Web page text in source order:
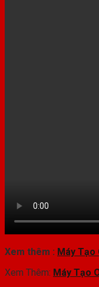
Xem thêm : Máy Tạo
Xem Thêm: Máy Tạo